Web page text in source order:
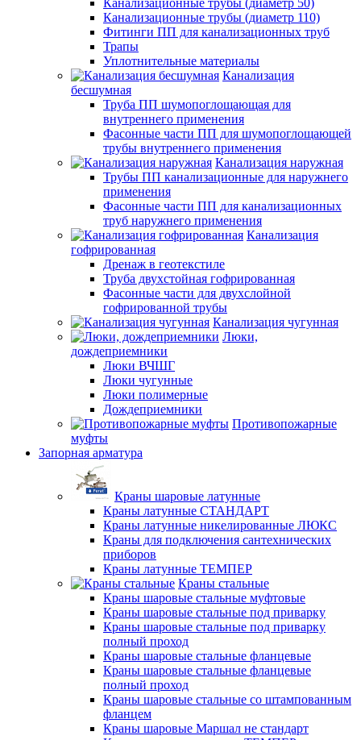
Канализационные трубы (диаметр 110)
Фитинги ПП для канализационных труб
Трапы
Уплотнительные материалы
Канализация
бесшумная
Труба ПП шумопоглощающая для
внутреннего применения
Фасонные части ПП для шумопоглощающей
трубы внутреннего применения
Канализация наружная
Трубы ПП канализационные для наружнего
применения
Фасонные части ПП для канализационных
труб наружнего применения
Канализация
гофрированная
Дренаж в геотекстиле
Труба двухстойная гофрированная
Фасонные части для двухслойной
гофрированной трубы
Канализация чугунная
Люки,
дождеприемники
Люки ВЧШГ
Люки чугунные
Люки полимерные
Дождеприемники
Противопожарные
муфты
Запорная арматура
Краны шаровые латунные
Краны латунные СТАНДАРТ
Краны латунные никелированные ЛЮКС
Краны для подключения сантехнических
приборов
Краны латунные ТЕМПЕР
Краны стальные
Краны шаровые стальные муфтовые
Краны шаровые стальные под приварку
Краны шаровые стальные под приварку
полный проход
Краны шаровые стальные фланцевые
Краны шаровые стальные фланцевые
полный проход
Краны шаровые стальные со штампованным
фланцем
Краны шаровые Маршал не стандарт